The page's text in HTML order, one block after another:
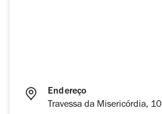
Endereço
Travessa da Misericórdia, 10